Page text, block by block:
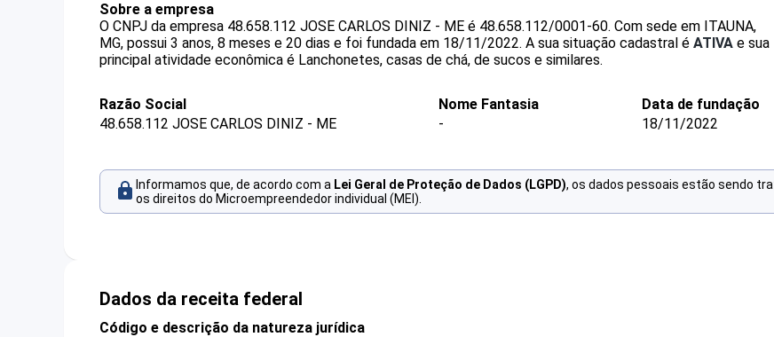
Sobre a empresa
O CNPJ da empresa 48.658.112 JOSE CARLOS DINIZ - ME é 48.658.112/0001-60. Com sede em ITAUNA,
MG, possui 3 anos, 8 meses e 20 dias e foi fundada em 18/11/2022. A sua situação cadastral é ATIVA e sua
principal atividade econômica é Lanchonetes, casas de chá, de sucos e similares.
Razão Social
48.658.112 JOSE CARLOS DINIZ - ME
Nome Fantasia
-
Data de fundação
18/11/2022
Informamos que, de acordo com a Lei Geral de Proteção de Dados (LGPD), os dados pessoais estão sendo
os direitos do Microempreendedor individual (MEI).
Dados da receita federal
Código e descrição da natureza jurídica